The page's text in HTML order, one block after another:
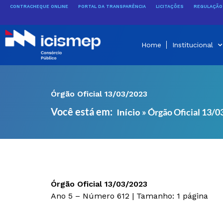
conteúdo
CONTRACHEQUE ONLINE PORTAL DA TRANSPARÊNCIA LICITAÇÕES
Home Institucional
Órgão Oficial 13/03/2023
Você está em: Início »Órgão Oficial 13/
Órgão Oficial 13/03/2023
Ano 5 – Número 612 | Tamanho: 1 página